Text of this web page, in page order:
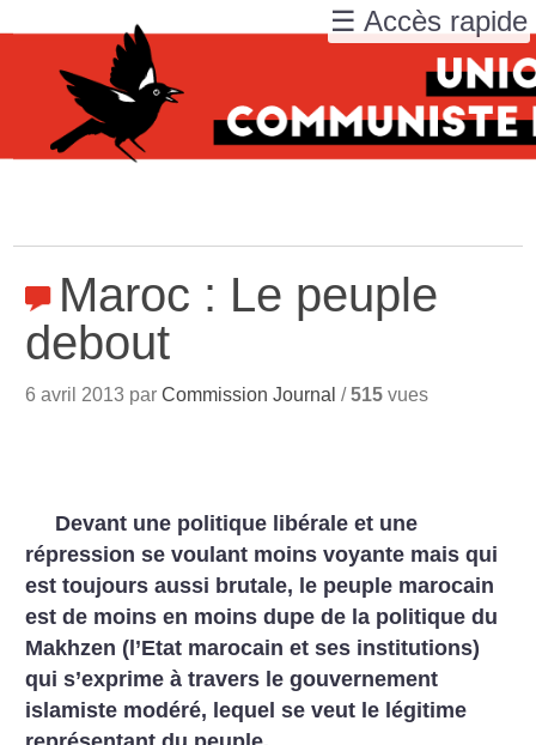
Maroc : Le peuple
debout
6 avril 2013 parCommission Journal /515 vues
Devant une politique libérale et une
répression se voulant moins voyante mais qui
est toujours aussi brutale, le peuple marocain
est de moins en moins dupe de la politique du
Makhzen (l’Etat marocain et ses institutions)
qui s’exprime à travers le gouvernement
islamiste modéré, lequel se veut le légitime
☰ Accès rapide